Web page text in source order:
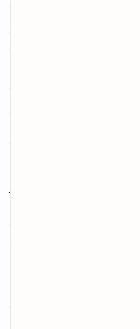
বিভিন্নভাবে দেখা গেছে যে কফি ত্বকে সতেজ
যত্ন এই কফির ব্যবহার বাড়ছে। আপনার মুখের
মেছতা, ব্রণ, চোখের নিচের কালো দাগ দূর
পারেন। আমরা কফি পান করার পর কফি
যা আপনার ত্বকের পাশে ভালোভাবে লাগিয়ে
পানি ধুয়ে ফেলুন। এছাড়া এক চামচ
ভিটামিন ই ক্যাপসুল মিশ্রণ করে ত্বকে
কফি দিয়ে রূপচর্চা
কফি দিয়ে রূপচর্চা করার উপায় অপরিসীম
কফি দিয়ে রূপচর্চা করতে পারবেন। সাধারণত
গরম করে তার রস গ্রহণ করে বিভিন্ন উপায়ে।
পাওয়া যায় যে বিষয়ে আপনারা
কফির ফেলে দেওয়া বা কফি খাওয়ার পর
সেগুলো ব্যবহার করুন।কফি দিয়ে রূপচর্চা